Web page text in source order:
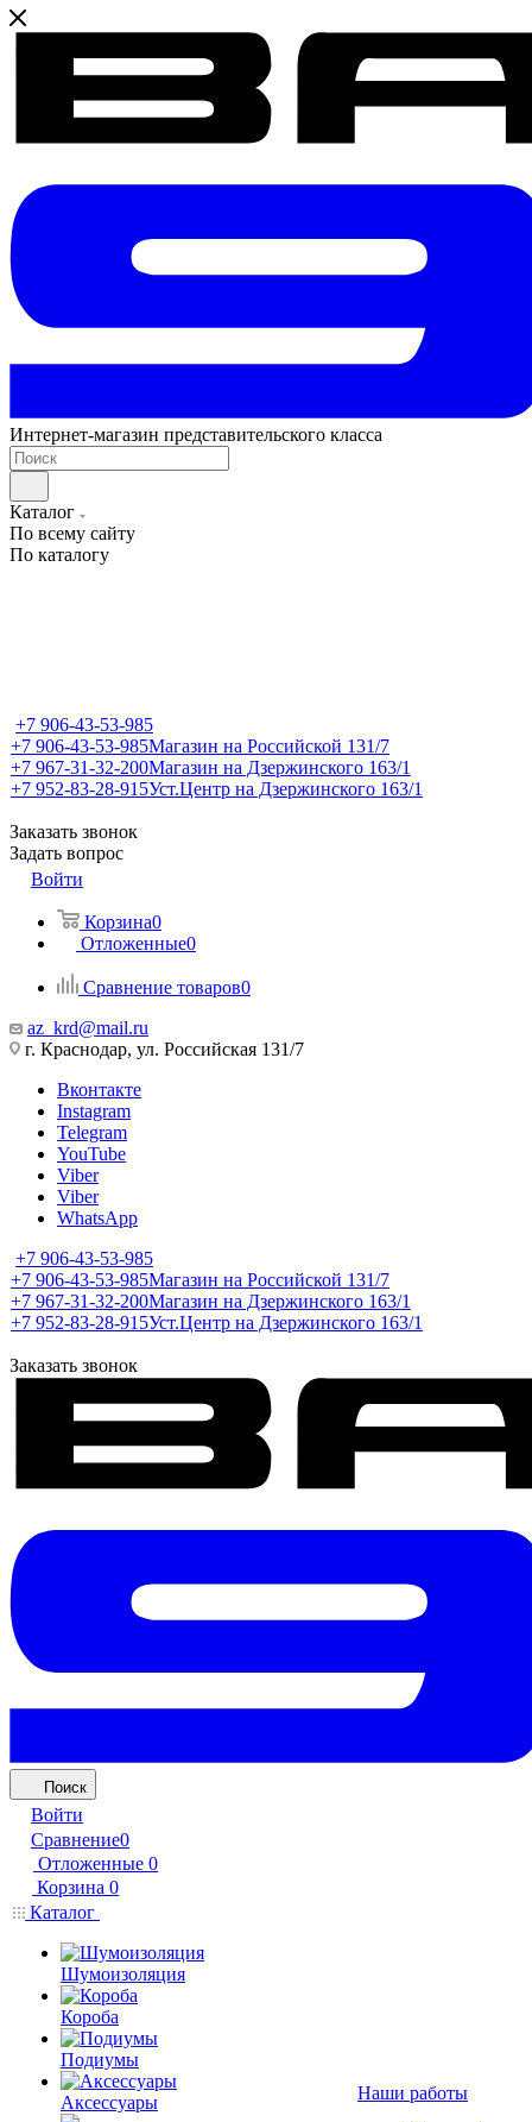
Интернет-магазин представительского класса
Каталог
По всему сайту
По каталогу
+7 906-43-53-985
+7 906-43-53-985Магазин на Российской 131/7
+7 967-31-32-200Магазин на Дзержинского 163/1
+7 952-83-28-915Уст.Центр на Дзержинского 163/1
Заказать звонок
Задать вопрос
Войти
Корзина0
Отложенные0
Сравнение товаров0
az_krd@mail.ru
г. Краснодар, ул. Российская 131/7
Вконтакте
Instagram
Telegram
YouTube
Viber
Viber
WhatsApp
+7 906-43-53-985
+7 906-43-53-985Магазин на Российской 131/7
+7 967-31-32-200Магазин на Дзержинского 163/1
+7 952-83-28-915Уст.Центр на Дзержинского 163/1
Заказать звонок
Поиск
Войти
Сравнение0
Отложенные 0
Корзина 0
Каталог
Шумоизоляция
Короба
Подиумы
Аксессуары
Наши работы